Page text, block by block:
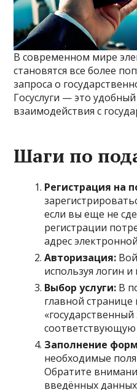
В современном мире
становятся все более
запроса о
Госуслуги — это
взаимодействия с
Шаги по
Регистрация на
если вы еще не
регистрации
адрес
Авторизация:
используя логин и
Выбор услуги: В
главной странице
соответствующую
Заполнение
необходимые
Обратите
введённых